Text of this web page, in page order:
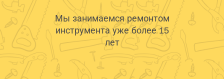
Мы занимаемся ремонтом
инструмента уже более 15
лет